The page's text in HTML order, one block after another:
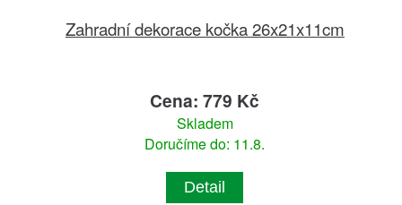
Zahradní dekorace kočka 26x21x11cm
Cena: 779 Kč
Skladem
Doručíme do: 11.8.
Detail